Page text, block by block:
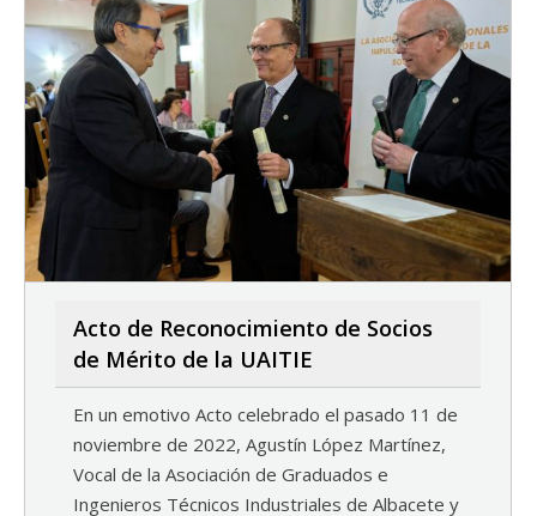
Acto de Reconocimiento de Socios
de Mérito de la UAITIE
En un emotivo Acto celebrado el pasado 11 de
noviembre de 2022, Agustín López Martínez,
Vocal de la Asociación de Graduados e
Ingenieros Técnicos Industriales de Albacete y